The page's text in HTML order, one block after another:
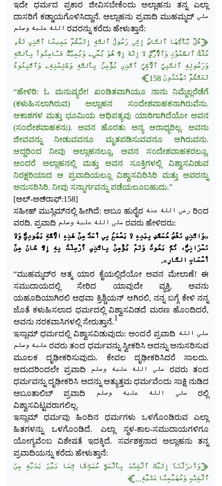
ಇದೇ ಧರ್ಮದ ಪ್ರಕಾರ ಜೀವಿಸಬೇಕೆಂದು ಅಲ್ಲಾಹನು ತನ್ನ ಎಲ್ಲಾ
ದಾಸರಿಗೆ ಕಡ್ಡಾಯಗೊಳಿಸಿದ್ದಾನೆ. ಅಲ್ಲಾಹನು ಪ್ರವಾದಿ ಮುಹಮ್ಮದ್ صلي
الله عليه وسلم ರವರನ್ನು ಕರೆದು ಹೇಳುತ್ತಾನೆ:
﴿قُلۡ يَٰٓأَيُّهَا ٱلنَّاسُ إِنِّي رَسُولُ ٱللَّهِ إِلَيۡكُمۡ جَمِيعًا ٱلَّذِي لَهُۥ
مُلۡكُ ٱلسَّمَٰوَٰتِ وَٱلۡأَرۡضِۖ لَآ إِلَٰهَ إِلَّا هُوَ يُحۡيِۦ وَيُمِيتُۖ فَـَٔامِنُواْ بِٱللَّهِ
وَرَسُولِهِ ٱلنَّبِيِّ ٱلۡأُمِّيِّ ٱلَّذِي يُؤۡمِنُ بِٱللَّهِ وَكَلِمَٰتِهِۦ وَٱتَّبِعُوهُ
لَعَلَّكُمۡ تَهۡتَدُونَ 158﴾
“ಹೇಳಿರಿ: ಓ ಮನುಷ್ಯರೇ! ಖಂಡಿತವಾಗಿಯೂ ನಾನು ನಿಮ್ಮೆಲ್ಲರೆಡೆಗೆ
(ಕಳುಹಿಸಲಾಗಿರುವ)
ಅಲ್ಲಾಹನ ಸಂದೇಶವಾಹಕನಾಗಿರುವೆನು.
ಆಕಾಶಗಳ ಮತ್ತು ಭೂಮಿಯ ಆಧಿಪತ್ಯವು ಯಾರಿಗಾಗಿದೆಯೋ ಅವನ
(ಸಂದೇಶವಾಹಕನು). ಅವನ ಹೊರತು ಅನ್ಯ ಆರಾಧ್ಯರಿಲ್ಲ. ಅವನು
ಜೀವವನ್ನು ನೀಡುವವನೂ ಮೃತಪಡಿಸುವವನೂ ಆಗಿರುವನು.
ಆದ್ದರಿಂದ ನೀವು ಅಲ್ಲಾಹನಲ್ಲೂ, ಅವನ ಸಂದೇಶವಾಹಕರಲ್ಲೂ,
ಅಂದರೆ ಅಲ್ಲಾಹನಲ್ಲಿ ಮತ್ತು ಅವನ ಸೂಕ್ತಿಗಳಲ್ಲಿ ವಿಶ್ವಾಸವಿಡುವ
ನಿರಕ್ಷರಿಯಾದ ಆ ಪ್ರವಾದಿಯಲ್ಲೂ ವಿಶ್ವಾಸವಿರಿಸಿರಿ ಮತ್ತು ಅವರನ್ನು
ಅನುಸರಿಸಿರಿ. ನೀವು ಸನ್ಮಾರ್ಗವನ್ನು ಪಡೆಯಲೂಬಹುದು.”
[ಅಲ್-ಅಅ್‌ರಾಫ್:158]
ಸಹೀಹ್ ಮುಸ್ಲಿಮ್‌ನಲ್ಲಿ ಹೀಗಿದೆ: ಅಬೂ ಹುರೈರ رضي الله عنه ರಿಂದ
ವರದಿ. ಪ್ರವಾದಿ صلى الله عليه وسلم ರವರು ಹೇಳಿದರು:
«وَالَّذِي ‌نَفْسُ ‌مُحَمَّدٍ ‌بِيَدِهِ ‌لَا ‌يَسْمَعُ بِي أَحَدٌ مِنْ هَذِهِ الْأُمَّةِ يَهُودِيٌّ وَلَا
نَصْرَانِيٌّ، ثُمَّ يَمُوتُ وَلَمْ يُؤْمِنْ بِالَّذِي أُرْسِلْتُ بِهِ إِلَّا كَانَ مِنْ
أَصْحَابِ النَّارِ».
“ಮುಹಮ್ಮದ್‌ರ ಆತ್ಮ ಯಾರ ಕೈಯಲ್ಲಿದೆಯೋ ಅವನ ಮೇಲಾಣೆ! ಈ
ಸಮುದಾಯದಲ್ಲಿ ಸೇರಿದ ಯಾವುದೇ ವ್ಯಕ್ತಿ, ಅವನು
ಯಹೂದಿಯಾಗಿರಲಿ ಅಥವಾ ಕ್ರಿಶ್ಚಿಯನ್ ಆಗಿರಲಿ, ನನ್ನ ಬಗ್ಗೆ ಕೇಳಿ ನನ್ನ
ಜೊತೆ ಕಳುಹಿಸಲಾದ ಧರ್ಮದಲ್ಲಿ ವಿಶ್ವಾಸವಿಡದೆ ಮರಣ ಹೊಂದಿದರೆ,
ಅವನು ನರಕವಾಸಿಗಳಲ್ಲಿ ಸೇರುತ್ತಾನೆ.1
ಇಸ್ಲಾಮ್ ಧರ್ಮದಲ್ಲಿ ವಿಶ್ವಾಸವಿಡುವುದು: ಅಂದರೆ ಪ್ರವಾದಿ صلي الله
عليه وسلم ರವರು ತಂದ ಧರ್ಮವನ್ನು ಸ್ವೀಕರಿಸಿ ಅದನ್ನು ಅನುಸರಿಸುವ
ಮೂಲಕ ದೃಢೀಕರಿಸುವುದು. ಕೇವಲ ದೃಢೀಕರಿಸಿದರೆ ಸಾಲದು.
ಆದುದರಿಂದಲೇ ಪ್ರವಾದಿ صلي الله عليه وسلم ರವರು ತಂದ
ಧರ್ಮವನ್ನು ದೃಢೀಕರಿಸಿ ಅದನ್ನು ಅತ್ಯುತ್ತಮ ಧರ್ಮವೆಂದು ಸಾಕ್ಷಿ ನುಡಿದ
ಅಬೂತಾಲಿಬ್ ಪ್ರವಾದಿ صلي الله عليه وسلم ರಲ್ಲಿ
ವಿಶ್ವಾಸವಿಟ್ಟವರಾಗಲಿಲ್ಲ.
ಇಸ್ಲಾಮ್ ಧರ್ಮವು ಹಿಂದಿನ ಧರ್ಮಗಳು ಒಳಗೊಂಡಿರುವ ಎಲ್ಲಾ
ಹಿತಗಳನ್ನು ಒಳಗೊಂಡಿದೆ. ಎಲ್ಲಾ ಸ್ಥಳ-ಕಾಲ-ಸಮುದಾಯಗಳಿಗೂ
ಯೋಗ್ಯವೆಂಬ ವಿಶೇಷತೆ ಇದಕ್ಕಿದೆ. ಸರ್ವಶಕ್ತನಾದ ಅಲ್ಲಾಹನು ತನ್ನ
ಪ್ರವಾದಿಯನ್ನು ಕರೆದು ಹೇಳುತ್ತಾನೆ:
﴿وَأَنزَلۡنَآ إِلَيۡكَ ٱلۡكِتَٰبَ بِٱلۡحَقِّ مُصَدِّقٗا لِّمَا بَيۡنَ يَدَيۡهِ مِنَ
ٱلۡكِتَٰبِ وَمُهَيۡمِنًا عَلَيۡهِ...﴾